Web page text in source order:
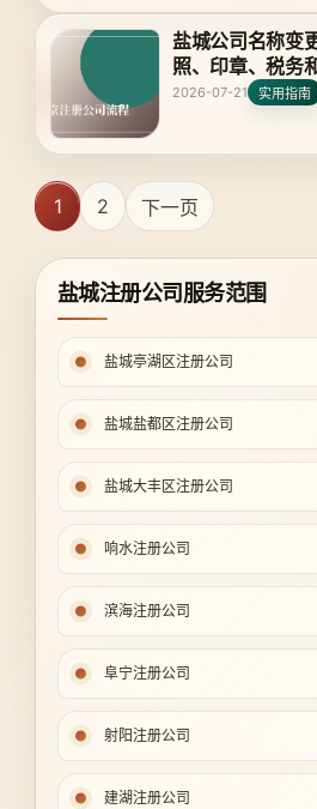
盐城公司名称变
照、印章、税务
2026-07-21 实用指南
1 2 下一页
盐城注册公司服务范围
盐城亭湖区注册公司
盐城盐都区注册公司
盐城大丰区注册公司
响水注册公司
滨海注册公司
阜宁注册公司
射阳注册公司
建湖注册公司